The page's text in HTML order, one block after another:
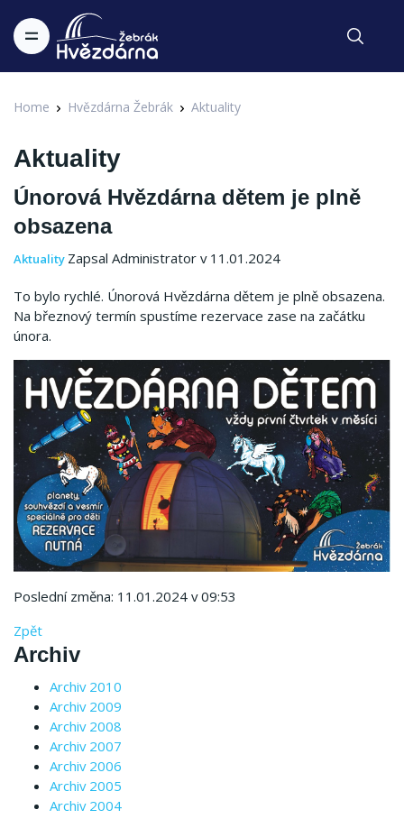
Home Hvězdárna Žebrák Aktuality
Aktuality
Únorová Hvězdárna dětem je plně
obsazena
Aktuality Zapsal Administrator v 11.01.2024
To bylo rychlé. Únorová Hvězdárna dětem je plně obsazena.
Na březnový termín spustíme rezervace zase na začátku
února.
Poslední změna: 11.01.2024 v 09:53
Zpět
Archiv
Archiv 2010
Archiv 2009
Archiv 2008
Archiv 2007
Archiv 2006
Archiv 2005
Archiv 2004